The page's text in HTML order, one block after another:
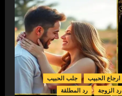
ارجاع الحبيب
جلب الحبيب
رد الزوجة
رد المطلقة